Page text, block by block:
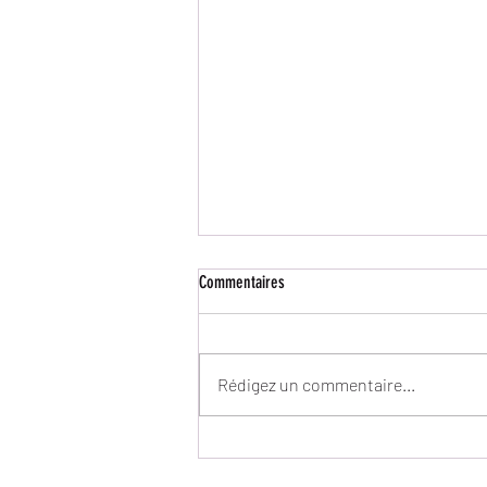
🏄 Le recyclage PSE1 : une journée
Commentaires
Rédigez un commentaire...